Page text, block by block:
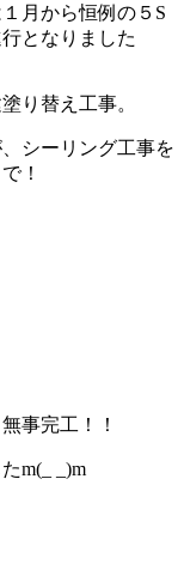
月から恒例の５S
となりました
り替え工事。
シーリング工事を
！
事完工！！
m(_ _)m